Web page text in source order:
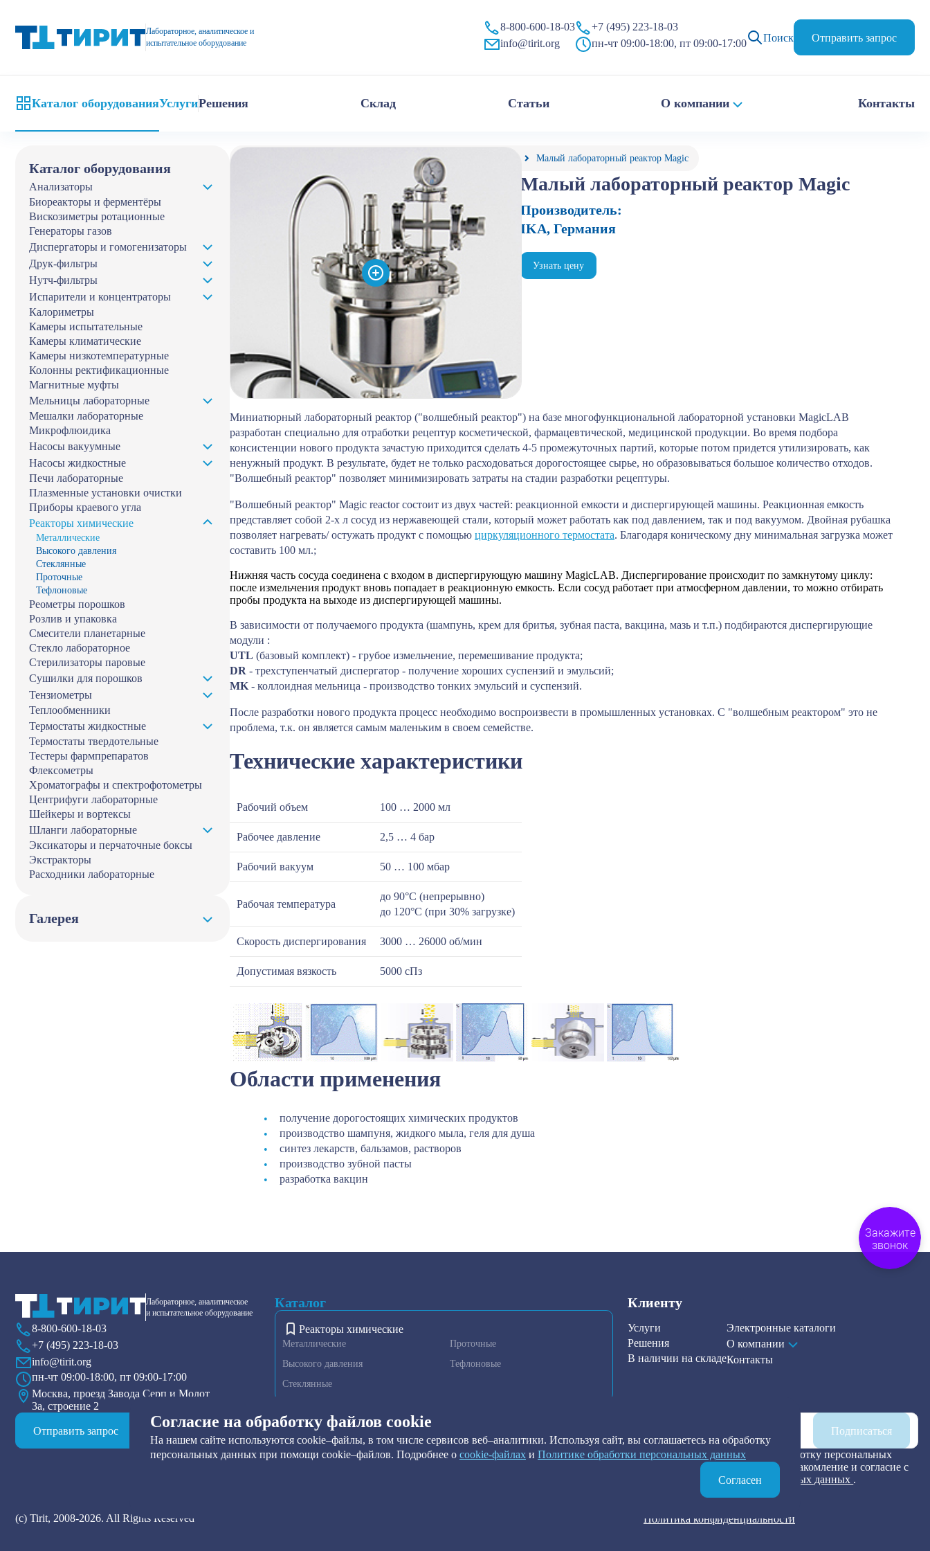
Лабораторное, аналитическое и
испытательное оборудование
8-800-600-18-03
info@tirit.org
+7 (495) 223-18-03
пн-чт 09:00-18:00, пт 09:00-17:00
Поиск Отправить запрос
Каталог оборудованияУслугиРешения Склад Статьи О компании Контакты
Каталог оборудования
Анализаторы
Биореакторы и ферментёры
Вискозиметры ротационные
Генераторы газов
Диспергаторы и гомогенизаторы
Друк-фильтры
Нутч-фильтры
Испарители и концентраторы
Калориметры
Камеры испытательные
Камеры климатические
Камеры низкотемпературные
Колонны ректификационные
Магнитные муфты
Мельницы лабораторные
Мешалки лабораторные
Микрофлюидика
Насосы вакуумные
Насосы жидкостные
Печи лабораторные
Плазменные установки очистки
Приборы краевого угла
Реакторы химические
Металлические
Высокого давления
Стеклянные
Проточные
Тефлоновые
Реометры порошков
Розлив и упаковка
Смесители планетарные
Стекло лабораторное
Стерилизаторы паровые
Сушилки для порошков
Тензиометры
Теплообменники
Термостаты жидкостные
Термостаты твердотельные
Тестеры фармпрепаратов
Флексометры
Хроматографы и спектрофотометры
Центрифуги лабораторные
Шейкеры и вортексы
Шланги лабораторные
Эксикаторы и перчаточные боксы
Экстракторы
Расходники лабораторные
Галерея
Реакторы химические Малый лабораторный реактор Magic
Малый лабораторный реактор Magic
Производитель:
IKA, Германия
Узнать цену
Миниатюрный лабораторный реактор ("волшебный реактор") на базе многофункциональной лабораторной установки MagicLAB
разработан специально для отработки рецептур косметической, фармацевтической, медицинской продукции. Во время подбора
консистенции нового продукта зачастую приходится сделать 4-5 промежуточных партий, которые потом придется утилизировать, как
ненужный продукт. В результате, будет не только расходоваться дорогостоящее сырье, но образовываться большое количество отходов.
"Волшебный реактор" позволяет минимизировать затраты на стадии разработки рецептуры.
"Волшебный реактор" Magic reactor состоит из двух частей: реакционной емкости и диспергирующей машины. Реакционная емкость
представляет собой 2-х л сосуд из нержавеющей стали, который может работать как под давлением, так и под вакуумом. Двойная рубашка
позволяет нагревать/ остужать продукт с помощью циркуляционного термостата. Благодаря коническому дну минимальная загрузка может
составить 100 мл.;
Нижняя часть сосуда соединена с входом в диспергирующую машину MagicLAB. Диспергирование происходит по замкнутому циклу:
после измельчения продукт вновь попадает в реакционную емкость. Если сосуд работает при атмосферном давлении, то можно отбирать
пробы продукта на выходе из диспергирующей машины.
В зависимости от получаемого продукта (шампунь, крем для бритья, зубная паста, вакцина, мазь и т.п.) подбираются диспергирующие
модули :
UTL (базовый комплект) - грубое измельчение, перемешивание продукта;
DR - трехступенчатый диспергатор - получение хороших суспензий и эмульсий;
MK - коллоидная мельница - производство тонких эмульсий и суспензий.
После разработки нового продукта процесс необходимо воспроизвести в промышленных установках. С "волшебным реактором" это не
проблема, т.к. он является самым маленьким в своем семействе.
Технические характеристики
Рабочий объем 100 … 2000 мл
Рабочее давление 2,5 … 4 бар
Рабочий вакуум 50 … 100 мбар
Рабочая температура
до 90°С (непрерывно)
до 120°С (при 30% загрузке)
Скорость диспергирования 3000 … 26000 об/мин
Допустимая вязкость 5000 сПз
Области применения
получение дорогостоящих химических продуктов
производство шампуня, жидкого мыла, геля для душа
синтез лекарств, бальзамов, растворов
производство зубной пасты
разработка вакцин
Согласие на обработку файлов cookie
На нашем сайте используются cookie–файлы, в том числе сервисов веб–аналитики. Используя сайт, вы соглашаетесь на обработку
персональных данных при помощи cookie–файлов. Подробнее о сookie-файлах и Политике обработки персональных данных
Согласен
Лабораторное, аналитическое
и испытательное оборудование
8-800-600-18-03
+7 (495) 223-18-03
info@tirit.org
пн-чт 09:00-18:00, пт 09:00-17:00
Москва, проезд Завода Серп и Молот
3а, строение 2
Отправить запрос
Каталог
Реакторы химические
Металлические
Высокого давления
Стеклянные
Проточные
Тефлоновые
Плазменные установки очистки
Тензиометры
Друк-фильтры
Клиенту
Услуги
Решения
В наличии на складе
Электронные каталоги
О компании
Контакты
Подписаться
Я предоставляю согласие на обработку персональных
данных, а также подтверждаю ознакомление и согласие с
Политикой обработки персональных данных .
(с) Tirit, 2008-2026. All Rights Reserved Политика конфиденциальности
Закажите
звонок